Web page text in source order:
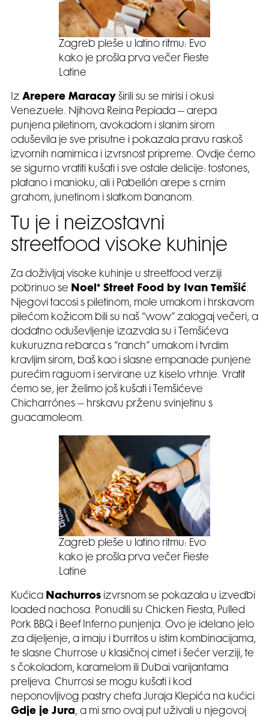
Zagreb pleše u latino ritmu: Evo
kako je prošla prva večer Fieste
Latine
Iz Arepere Maracay širili su se mirisi i okusi
Venezuele. Njihova Reina Pepiada – arepa
punjena piletinom, avokadom i slanim sirom
oduševila je sve prisutne i pokazala pravu raskoš
izvornih namirnica i izvrsnost pripreme. Ovdje ćemo
se sigurno vratiti kušati i sve ostale delicije: tostones,
platano i manioku, ali i Pabellón arepe s crnim
grahom, junetinom i slatkom bananom.
Tu je i neizostavni
streetfood visoke kuhinje
Za doživljaj visoke kuhinje u streetfood verziji
pobrinuo se Noel* Street Food by Ivan Temšić.
Njegovi tacosi s piletinom, mole umakom i hrskavom
pilećom kožicom bili su naš “wow” zalogaj večeri, a
dodatno oduševljenje izazvala su i Temšićeva
kukuruzna rebarca s “ranch” umakom i tvrdim
kravljim sirom, baš kao i slasne empanade punjene
purećim raguom i servirane uz kiselo vrhnje. Vratit
ćemo se, jer želimo još kušati i Temšićeve
Chicharrónes – hrskavu prženu svinjetinu s
guacamoleom.
Zagreb pleše u latino ritmu: Evo
kako je prošla prva večer Fieste
Latine
Kućica Nachurros izvrsnom se pokazala u izvedbi
loaded nachosa. Ponudili su Chicken Fiesta, Pulled
Pork BBQ i Beef Inferno punjenja. Ovo je idelano jelo
za dijeljenje, a imaju i burritos u istim kombinacijama,
te slasne Churrose u klasičnoj cimet i šećer verziji, te
s čokoladom, karamelom ili Dubai varijantama
preljeva. Churrosi se mogu kušati i kod
neponovljivog pastry chefa Juraja Klepića na kućici
Gdje je Jura, a mi smo ovaj put uživali u njegovoj